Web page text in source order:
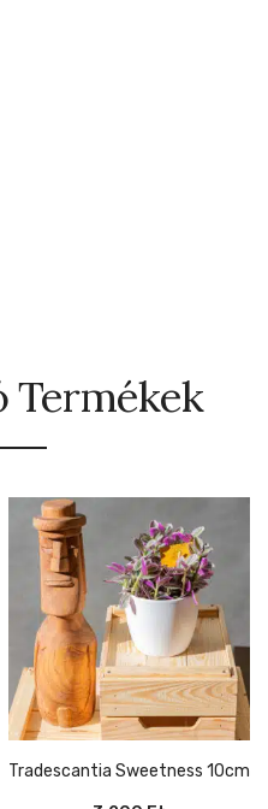
Termékek
Tradescantia Sweetness 10cm